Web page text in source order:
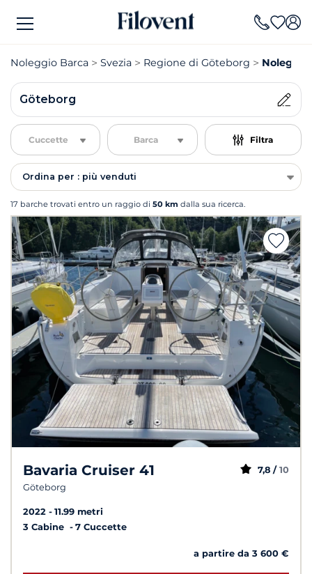
Noleggio Barca Svezia Regione di Göteborg Noleggio
Göteborg
Cuccette Barca Filtra
Ordina per : più venduti
17 barche trovati entro un raggio di 50 km dalla sua ricerca.
Bavaria Cruiser 41
Göteborg
7,8 / 10
2022
11.99 metri
3 Cabine
7 Cuccette
a partire da 3 600 €